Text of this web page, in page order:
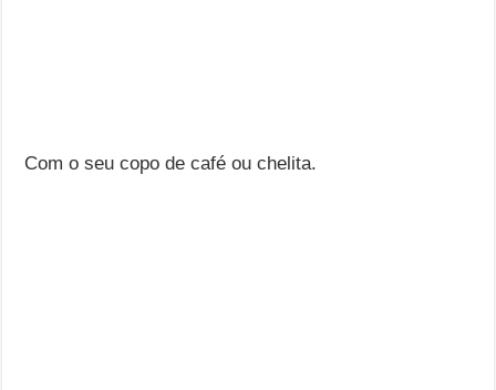
Com o seu copo de café ou chelita.